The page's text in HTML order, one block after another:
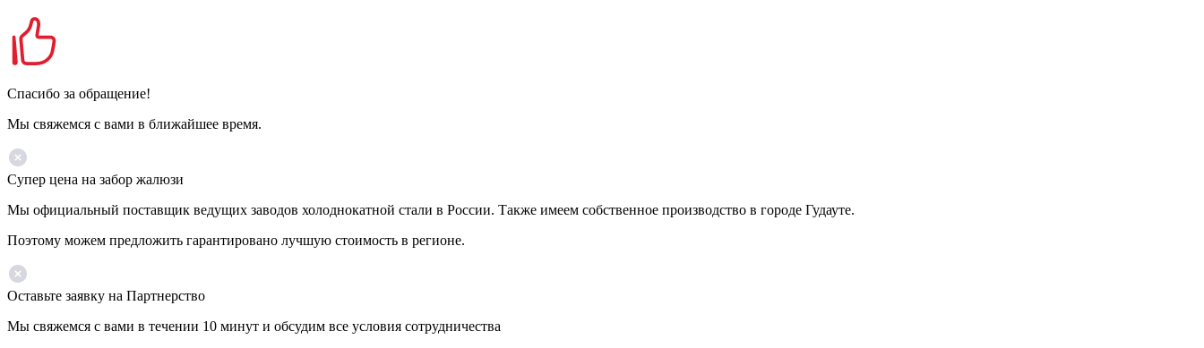
Спасибо за обращение!
Мы свяжемся с вами в ближайшее время.
Супер цена на забор жалюзи
Мы официальный поставщик ведущих заводов холоднокатной стали в России. Также имеем собственное производство в городе Гудауте.
Поэтому можем предложить гарантировано лучшую стоимость в регионе.
Оставьте заявку на Партнерство
Мы свяжемся с вами в течении 10 минут и обсудим все условия сотрудничества